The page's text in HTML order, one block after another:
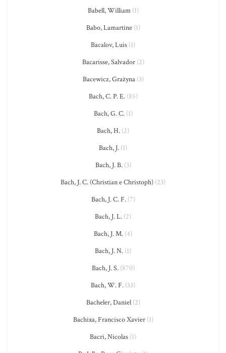
Babell, William(1)
Babo, Lamartine(1)
Bacalov, Luis (1)
Bacarisse, Salvador(2)
Bacewicz, Grażyna(3)
Bach, C. P. E.(85)
Bach, G. C.(1)
Bach, H. (2)
Bach, J. (1)
Bach, J. B.(3)
Bach, J. C. (Christian e Christoph) (23)
Bach, J. C. F.(7)
Bach, J. L. (2)
Bach, J. M. (4)
Bach, J. N. (1)
Bach, J. S.(870)
Bach, W. F. (33)
Bacheler, Daniel(2)
Bachixa, Francisco Xavier(1)
Bacri, Nicolas (1)